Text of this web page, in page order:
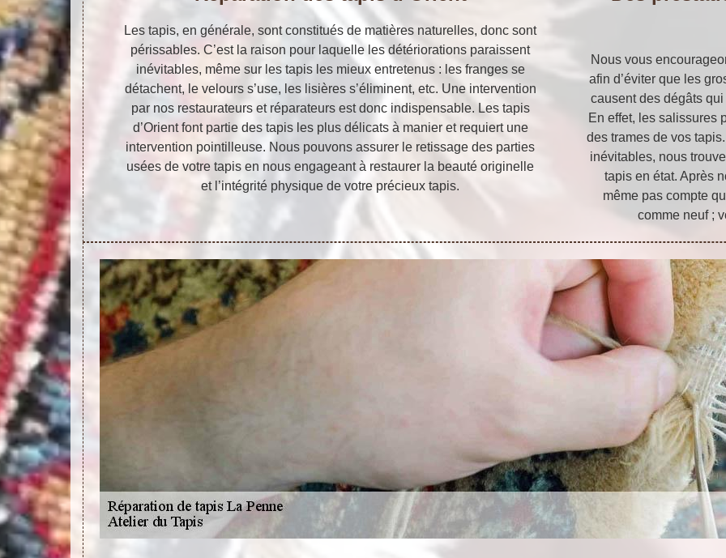
Les tapis, en générale, sont constitués de matières naturelles, donc sont
périssables. C’est la raison pour laquelle les détériorations paraissent
inévitables, même sur les tapis les mieux entretenus : les franges se
détachent, le velours s’use, les lisières s’éliminent, etc. Une intervention
par nos restaurateurs et réparateurs est donc indispensable. Les tapis
d’Orient font partie des tapis les plus délicats à manier et requiert une
intervention pointilleuse. Nous pouvons assurer le retissage des parties
usées de votre tapis en nous engageant à restaurer la beauté originelle
et l’intégrité physique de votre précieux tapis.
Nous vous
afin d’éviter que les
causent des dégâts
En effet, les salissures
des trames de vos
inévitables, nous
tapis en état. Après
même pas compte
comme neuf ;